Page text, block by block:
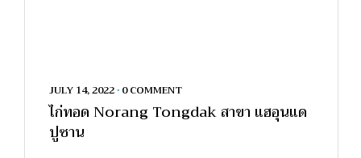
JULY 14, 2022 • 0 COMMENT
ไก่ทอด Norang Tongdak สาขา แฮอุนแด
ปูซาน